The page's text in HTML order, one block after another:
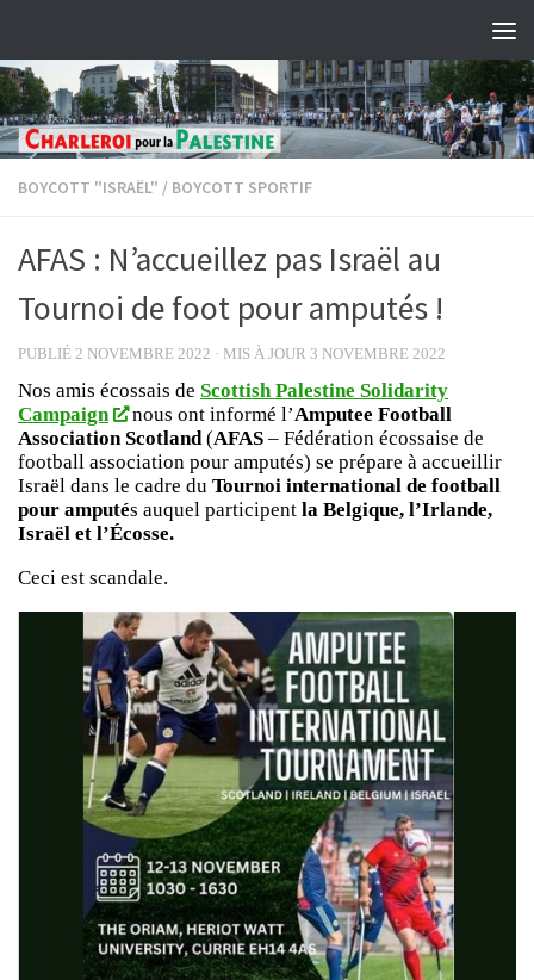
BOYCOTT "ISRAËL" / BOYCOTT SPORTIF
AFAS : N’accueillez pas Israël au
Tournoi de foot pour amputés !
PUBLIÉ 2 NOVEMBRE 2022 · MIS À JOUR 3 NOVEMBRE 2022
Nos amis écossais de Scottish Palestine Solidarity
Campaign
nous ont informé l’Amputee Football
Association Scotland(AFAS – Fédération écossaise de
football association pour amputés) se prépare à accueillir
Israël dans le cadre du Tournoi international de football
pour amputés auquel participent la Belgique, l’Irlande,
Israël et l’Écosse.
Ceci est scandale.